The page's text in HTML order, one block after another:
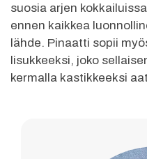
suosia arjen
ennen kaikkea
lähde. Pinaatti sopii
lisukkeeksi, joko
kermalla kastikkeeksi